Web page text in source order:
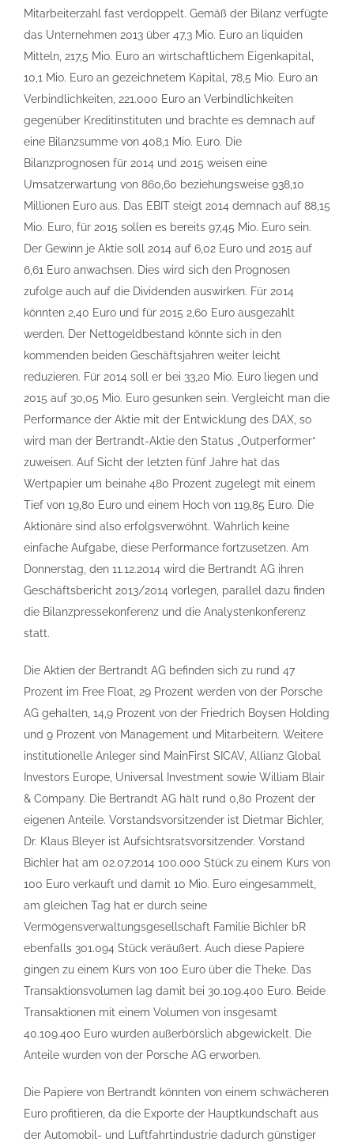
Mitarbeiterzahl fast verdoppelt. Gemäß der Bilanz verfügte
das Unternehmen 2013 über 47,3 Mio. Euro an liquiden
Mitteln, 217,5 Mio. Euro an wirtschaftlichem Eigenkapital,
10,1 Mio. Euro an gezeichnetem Kapital, 78,5 Mio. Euro an
Verbindlichkeiten, 221.000 Euro an Verbindlichkeiten
gegenüber Kreditinstituten und brachte es demnach auf
eine Bilanzsumme von 408,1 Mio. Euro. Die
Bilanzprognosen für 2014 und 2015 weisen eine
Umsatzerwartung von 860,60 beziehungsweise 938,10
Millionen Euro aus. Das EBIT steigt 2014 demnach auf 88,15
Mio. Euro, für 2015 sollen es bereits 97,45 Mio. Euro sein.
Der Gewinn je Aktie soll 2014 auf 6,02 Euro und 2015 auf
6,61 Euro anwachsen. Dies wird sich den Prognosen
zufolge auch auf die Dividenden auswirken. Für 2014
könnten 2,40 Euro und für 2015 2,60 Euro ausgezahlt
werden. Der Nettogeldbestand könnte sich in den
kommenden beiden Geschäftsjahren weiter leicht
reduzieren. Für 2014 soll er bei 33,20 Mio. Euro liegen und
2015 auf 30,05 Mio. Euro gesunken sein. Vergleicht man die
Performance der Aktie mit der Entwicklung des DAX, so
wird man der Bertrandt-Aktie den Status „Outperformer“
zuweisen. Auf Sicht der letzten fünf Jahre hat das
Wertpapier um beinahe 480 Prozent zugelegt mit einem
Tief von 19,80 Euro und einem Hoch von 119,85 Euro. Die
Aktionäre sind also erfolgsverwöhnt. Wahrlich keine
einfache Aufgabe, diese Performance fortzusetzen. Am
Donnerstag, den 11.12.2014 wird die Bertrandt AG ihren
Geschäftsbericht 2013/2014 vorlegen, parallel dazu finden
die Bilanzpressekonferenz und die Analystenkonferenz
statt.
Die Aktien der Bertrandt AG befinden sich zu rund 47
Prozent im Free Float, 29 Prozent werden von der Porsche
AG gehalten, 14,9 Prozent von der Friedrich Boysen Holding
und 9 Prozent von Management und Mitarbeitern. Weitere
institutionelle Anleger sind MainFirst SICAV, Allianz Global
Investors Europe, Universal Investment sowie William Blair
& Company. Die Bertrandt AG hält rund 0,80 Prozent der
eigenen Anteile. Vorstandsvorsitzender ist Dietmar Bichler,
Dr. Klaus Bleyer ist Aufsichtsratsvorsitzender. Vorstand
Bichler hat am 02.07.2014 100.000 Stück zu einem Kurs von
100 Euro verkauft und damit 10 Mio. Euro eingesammelt,
am gleichen Tag hat er durch seine
Vermögensverwaltungsgesellschaft Familie Bichler bR
ebenfalls 301.094 Stück veräußert. Auch diese Papiere
gingen zu einem Kurs von 100 Euro über die Theke. Das
Transaktionsvolumen lag damit bei 30.109.400 Euro. Beide
Transaktionen mit einem Volumen von insgesamt
40.109.400 Euro wurden außerbörslich abgewickelt. Die
Anteile wurden von der Porsche AG erworben.
Die Papiere von Bertrandt könnten von einem schwächeren
Euro profitieren, da die Exporte der Hauptkundschaft aus
der Automobil- und Luftfahrtindustrie dadurch günstiger